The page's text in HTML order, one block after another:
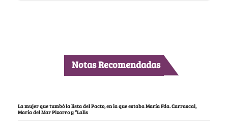
Notas Recomendadas
La mujer que tumbó la lista del Pacto, en la que estaba María Fda. Carrascal,
María del Mar Pizarro y “Lalis